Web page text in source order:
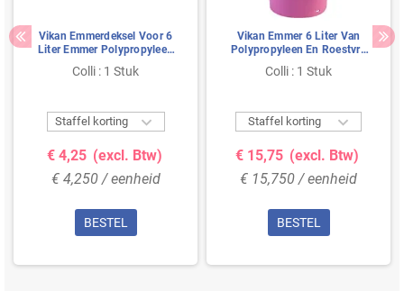
Vikan Emmerdeksel Voor 6
Liter Emmer Polypropyleen
295x250x20mm Geel
Colli : 1 Stuk
Staffel korting 
€ 4,25 (excl. Btw)
€ 4,250 / eenheid
BESTEL
Vikan Emmer 6 Liter Van
Polypropyleen En Roestvrij
Staal 260x270x258mm Roze
Colli : 1 Stuk
Staffel korting 
€ 15,75 (excl. Btw)
€ 15,750 / eenheid
BESTEL